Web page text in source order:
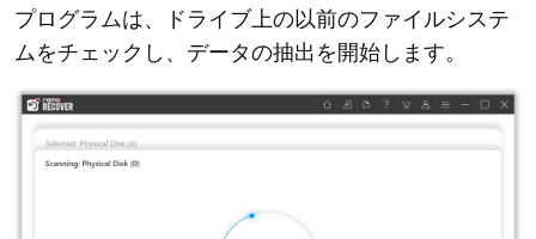
プログラムは、ドライブ上の以前のファイルシステ
ムをチェックし、データの抽出を開始します。